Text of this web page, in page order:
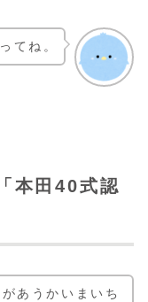
てね。
本田40式認
あうかいまいち